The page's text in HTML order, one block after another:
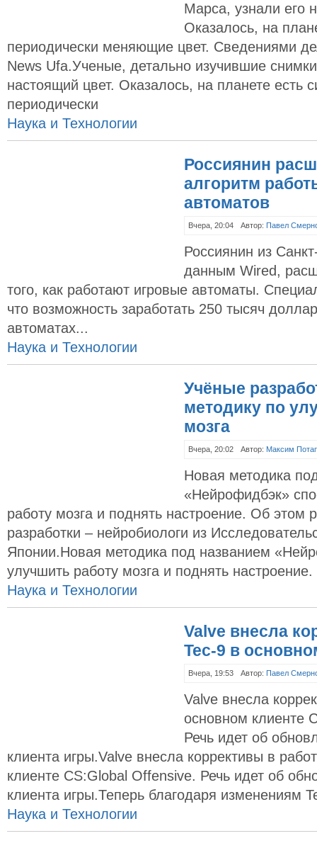
Марса, узнали его
Оказалось, на
периодически меняющие цвет. Сведениями
News Ufa.Ученые, детально изучившие
настоящий цвет. Оказалось, на планете есть
периодически
Наука и Технологии
Россиянин
алгоритм
автоматов
Вчера, 20:04 Автор: Павел
Россиянин из
данным Wired,
того, как работают игровые автоматы.
что возможность заработать 250 тысяч
автоматах...
Наука и Технологии
Учёные
методику по
мозга
Вчера, 20:02 Автор: Максим
Новая методика
«Нейрофидбэк»
работу мозга и поднять настроение. Об этом
разработки – нейробиологи из
Японии.Новая методика под названием
улучшить работу мозга и поднять
Наука и Технологии
Valve внесла
Tec-9 в
Вчера, 19:53 Автор: Павел
Valve внесла
основном клиенте
Речь идет об
клиента игры.Valve внесла коррективы в
клиенте CS:Global Offensive. Речь идет об
клиента игры.Теперь благодаря изменениям
Наука и Технологии